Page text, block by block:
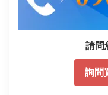
請問
詢問